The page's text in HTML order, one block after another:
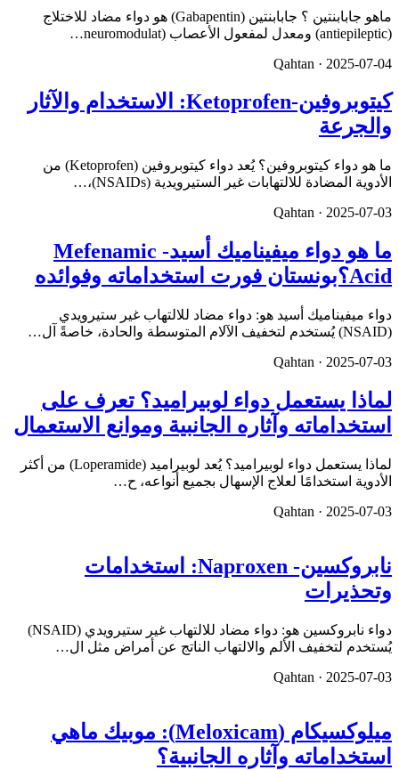
ماهو جابابنتين ؟ جابابنتين (Gabapentin) هو دواء مضاد للاختلاج
(antiepileptic) ومعدل لمفعول الأعصاب (neuromodulat…
Qahtan · 2025-07-04
كيتوبروفين-Ketoprofen: الاستخدام والآثار
والجرعة
ما هو دواء كيتوبروفين؟ يُعد دواء كيتوبروفين (Ketoprofen) من
الأدوية المضادة للالتهابات غير الستيرويدية (NSAIDs)،…
Qahtan · 2025-07-03
ما هو دواء ميفيناميك أسيد- Mefenamic
Acid؟بونستان فورت استخداماته وفوائده
دواء ميفيناميك أسيد هو: دواء مضاد للالتهاب غير ستيرويدي
(NSAID) يُستخدم لتخفيف الآلام المتوسطة والحادة، خاصةً آل…
Qahtan · 2025-07-03
لماذا يستعمل دواء لوبيراميد؟ تعرف على
استخداماته وآثاره الجانبية وموانع الاستعمال
لماذا يستعمل دواء لوبيراميد؟ يُعد لوبيراميد (Loperamide) من أكثر
الأدوية استخدامًا لعلاج الإسهال بجميع أنواعه، ح…
Qahtan · 2025-07-03
نابروكسين- Naproxen: استخدامات
وتحذيرات
دواء نابروكسين هو: دواء مضاد للالتهاب غير ستيرويدي (NSAID)
يُستخدم لتخفيف الألم والالتهاب الناتج عن أمراض مثل ال…
Qahtan · 2025-07-03
ميلوكسيكام (Meloxicam): موبيك ماهي
استخداماته وآثاره الجانبية؟